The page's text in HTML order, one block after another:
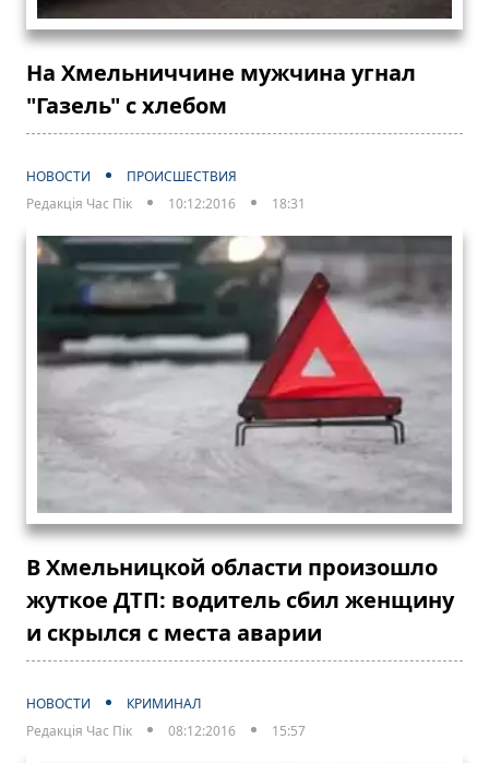
На Хмельниччине мужчина угнал
"Газель" с хлебом
НОВОСТИ
ПРОИСШЕСТВИЯ
Редакція Час Пік
10:12:2016 18:31
В Хмельницкой области произошло
жуткое ДТП: водитель сбил женщину
и скрылся с места аварии
НОВОСТИ
КРИМИНАЛ
Редакція Час Пік
08:12:2016 15:57